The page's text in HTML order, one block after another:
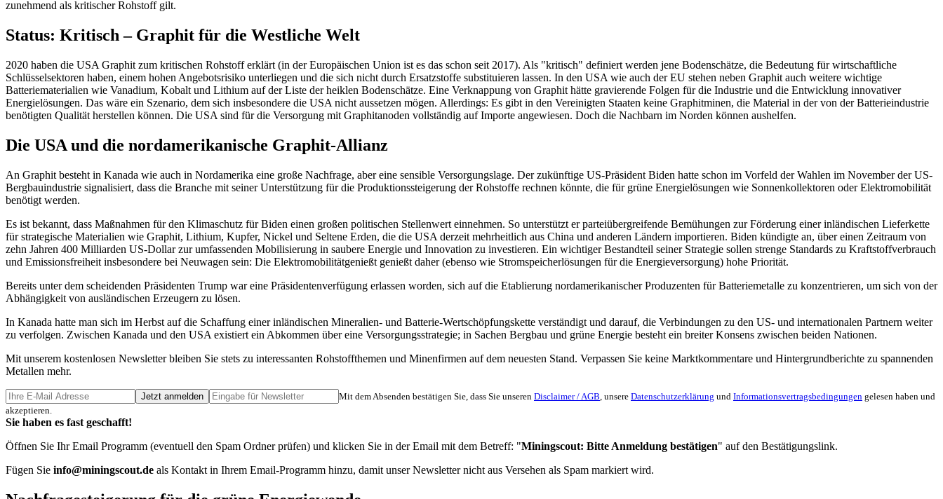
zunehmend als kritischer Rohstoff gilt.
Status: Kritisch – Graphit für die Westliche Welt
2020 haben die USA Graphit zum kritischen Rohstoff erklärt (in der Europäischen Union ist es das schon seit 2017). Als "kritisch" definiert werden jene Bodenschätze, die Bedeutung für wirtschaftliche
Schlüsselsektoren haben, einem hohen Angebotsrisiko unterliegen und die sich nicht durch Ersatzstoffe substituieren lassen. In den USA wie auch der EU stehen neben Graphit auch weitere wichtige
Batteriematerialien wie Vanadium, Kobalt und Lithium auf der Liste der heiklen Bodenschätze. Eine Verknappung von Graphit hätte gravierende Folgen für die Industrie und die Entwicklung innovativer
Energielösungen. Das wäre ein Szenario, dem sich insbesondere die USA nicht aussetzen mögen. Allerdings: Es gibt in den Vereinigten Staaten keine Graphitminen, die Material in der von der Batterieindustrie
benötigten Qualität herstellen können. Die USA sind für die Versorgung mit Graphitanoden vollständig auf Importe angewiesen. Doch die Nachbarn im Norden können aushelfen.
Die USA und die nordamerikanische Graphit-Allianz
An Graphit besteht in Kanada wie auch in Nordamerika eine große Nachfrage, aber eine sensible Versorgungslage. Der zukünftige US-Präsident Biden hatte schon im Vorfeld der Wahlen im November der US-
Bergbauindustrie signalisiert, dass die Branche mit seiner Unterstützung für die Produktionssteigerung der Rohstoffe rechnen könnte, die für grüne Energielösungen wie Sonnenkollektoren oder Elektromobilität
benötigt werden.
Es ist bekannt, dass Maßnahmen für den Klimaschutz für Biden einen großen politischen Stellenwert einnehmen. So unterstützt er parteiübergreifende Bemühungen zur Förderung einer inländischen Lieferkette
für strategische Materialien wie Graphit, Lithium, Kupfer, Nickel und Seltene Erden, die die USA derzeit mehrheitlich aus China und anderen Ländern importieren. Biden kündigte an, über einen Zeitraum von
zehn Jahren 400 Milliarden US-Dollar zur umfassenden Mobilisierung in saubere Energie und Innovation zu investieren. Ein wichtiger Bestandteil seiner Strategie sollen strenge Standards zu Kraftstoffverbrauch
und Emissionsfreiheit insbesondere bei Neuwagen sein: Die Elektromobilitätgenießt genießt daher (ebenso wie Stromspeicherlösungen für die Energieversorgung) hohe Priorität.
Bereits unter dem scheidenden Präsidenten Trump war eine Präsidentenverfügung erlassen worden, sich auf die Etablierung nordamerikanischer Produzenten für Batteriemetalle zu konzentrieren, um sich von der
Abhängigkeit von ausländischen Erzeugern zu lösen.
In Kanada hatte man sich im Herbst auf die Schaffung einer inländischen Mineralien- und Batterie-Wertschöpfungskette verständigt und darauf, die Verbindungen zu den US- und internationalen Partnern weiter
zu verfolgen. Zwischen Kanada und den USA existiert ein Abkommen über eine Versorgungsstrategie; in Sachen Bergbau und grüne Energie besteht ein breiter Konsens zwischen beiden Nationen.
Mit unserem kostenlosen Newsletter bleiben Sie stets zu interessanten Rohstoffthemen und Minenfirmen auf dem neuesten Stand. Verpassen Sie keine Marktkommentare und Hintergrundberichte zu spannenden
Metallen mehr.
Jetzt anmelden Mit dem Absenden bestätigen Sie, dass Sie unseren Disclaimer / AGB , unsere Datenschutzerklärung und Informationsvertragsbedingungen gelesen haben und
akzeptieren.
Sie haben es fast geschafft!
Öffnen Sie Ihr Email Programm (eventuell den Spam Ordner prüfen) und klicken Sie in der Email mit dem Betreff: "Miningscout: Bitte Anmeldung bestätigen" auf den Bestätigungslink.
Fügen Sie info@miningscout.de als Kontakt in Ihrem Email-Programm hinzu, damit unser Newsletter nicht aus Versehen als Spam markiert wird.